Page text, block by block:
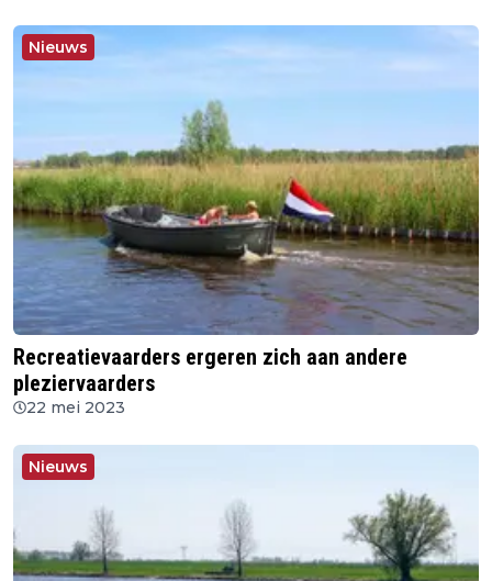
Nieuws
Recreatievaarders ergeren zich aan andere
pleziervaarders
22 mei 2023
Nieuws